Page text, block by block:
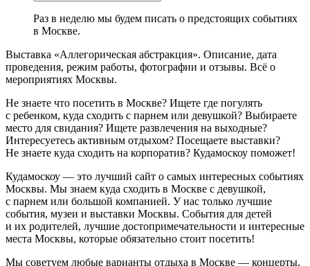
Раз в неделю мы будем писать о предстоящих событиях
в Москве.
Выставка «Аллегорическая абстракция». Описание, дата
проведения, режим работы, фотографии и отзывы. Всё о
мероприятиях Москвы.
Не знаете что посетить в Москве? Ищете где погулять
с ребенком, куда сходить с парнем или девушкой? Выбираете
место для свидания? Ищете развлечения на выходные?
Интересуетесь активным отдыхом? Посещаете выставки?
Не знаете куда сходить на корпоратив? Кудамоскоу поможет!
Кудамоскоу — это лучший сайт о самых интересных событиях
Москвы. Мы знаем куда сходить в Москве с девушкой,
с парнем или большой компанией. У нас только лучшие
события, музеи и выставки Москвы. События для детей
и их родителей, лучшие достопримечательности и интересные
места Москвы, которые обязательно стоит посетить!
Мы советуем любые варианты отдыха в Москве — концерты,